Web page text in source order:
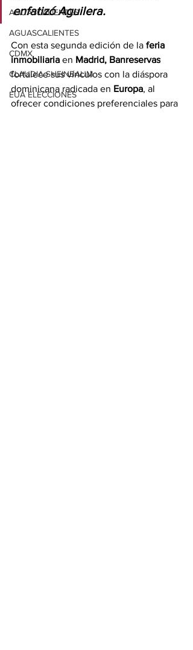
AGUASCALIENTES
AGUASCALIENTES
CDMX
CLAUDIA SHEINBAUM
EUA ELECCIONES
enfatizó Aguilera.
Con esta segunda edición de la feria
inmobiliaria en Madrid, Banreservas
fortalece sus vínculos con la diáspora
dominicana radicada en Europa, al
ofrecer condiciones preferenciales para